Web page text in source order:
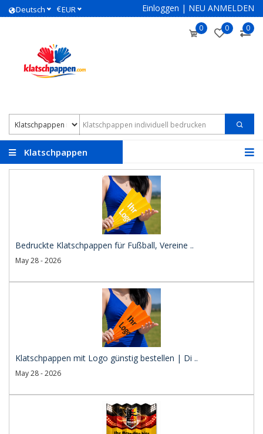
Deutsch €EUR Einloggen | NEU ANMELDEN
0 0 0
Klatschpappen
Bedruckte Klatschpappen für Fußball, Vereine ..
May 28 - 2026
Klatschpappen mit Logo günstig bestellen | Di ..
May 28 - 2026